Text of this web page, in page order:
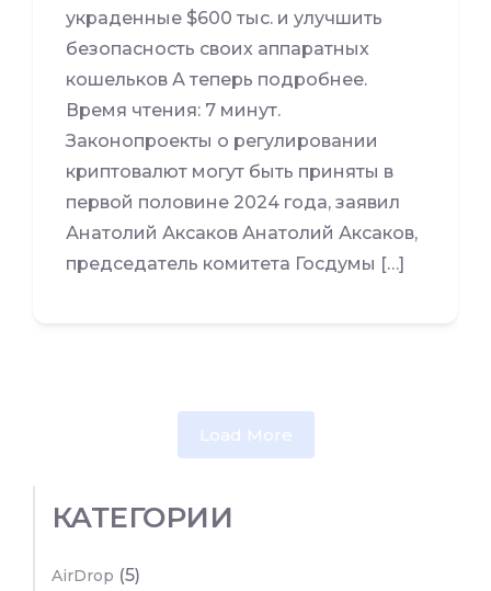
украденные $600 тыс. и улучшить
безопасность своих аппаратных
кошельков А теперь подробнее.
Время чтения: 7 минут.
Законопроекты о регулировании
криптовалют могут быть приняты в
первой половине 2024 года, заявил
Анатолий Аксаков Анатолий Аксаков,
председатель комитета Госдумы […]
Load More
КАТЕГОРИИ
AirDrop (5)